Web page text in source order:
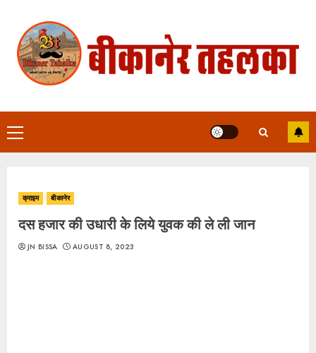
content
Primary
Menu
क्राइम बीकानेर
दस हजार की उधारी के लिये युवक की ले ली जान
JN BISSA AUGUST 8, 2023